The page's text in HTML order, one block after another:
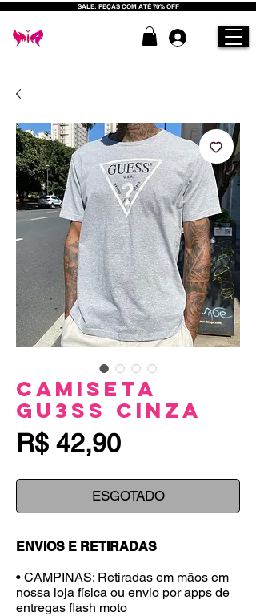
SALE: PEÇAS COM ATÉ 70% OFF
Camiseta
Gu3ss Cinza
R$ 42,90Preço
ESGOTADO
ENVIOS E RETIRADAS
• CAMPINAS: Retiradas em mãos em
nossa loja física ou envio por apps de
entregas flash moto